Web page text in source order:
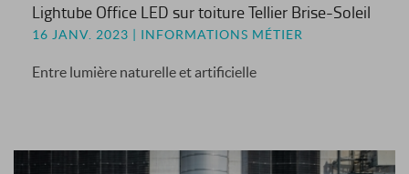
Lightube Office LED sur toiture Tellier Brise-Soleil
16 JANV. 2023 | INFORMATIONS MÉTIER
Entre lumière naturelle et artificielle